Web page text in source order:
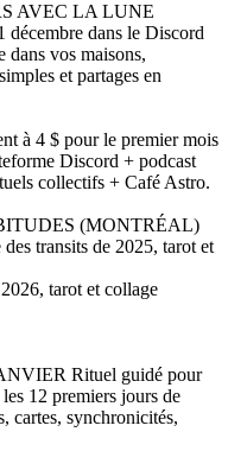
AVEC LA LUNE
décembre dans le Discord
vos maisons,
et partages en
à 4 $ pour le premier mois
Discord + podcast
collectifs + Café Astro.
(MONTRÉAL)
transits de 2025, tarot et
tarot et collage
⁠Rituel guidé pour
12 premiers jours de
cartes, synchronicités,